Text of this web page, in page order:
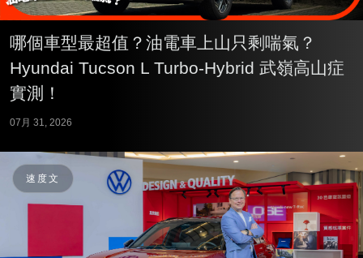
哪個車型最超值？油電車上山只剩喘氣？
Hyundai Tucson L Turbo-Hybrid 武嶺高山症
實測！
07月 31, 2026
速度文